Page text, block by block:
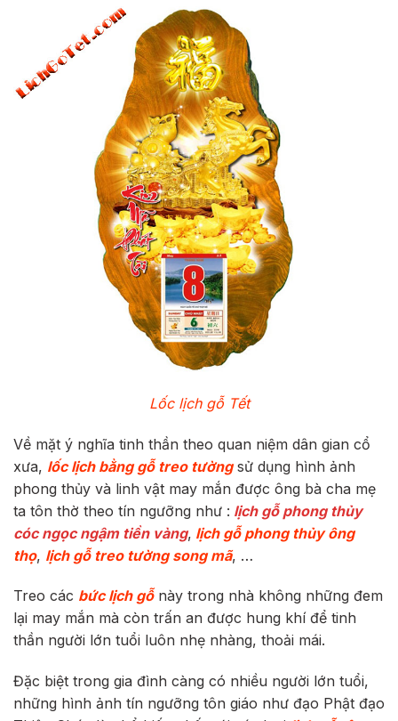
Lốc lịch gỗ Tết
Về mặt ý nghĩa tinh thần theo quan niệm dân gian cổ
xưa, lốc lịch bằng gỗ treo tườngsử dụng hình ảnh
phong thủy và linh vật may mắn được ông bà cha mẹ
ta tôn thờ theo tín ngưỡng như : lịch gỗ phong thủy
cóc ngọc ngậm tiền vàng, lịch gỗ phong thủy ông
thọ, lịch gỗ treo tường song mã, …
Treo các bức lịch gỗnày trong nhà không những đem
lại may mắn mà còn trấn an được hung khí để tinh
thần người lớn tuổi luôn nhẹ nhàng, thoải mái.
Đặc biệt trong gia đình càng có nhiều người lớn tuổi,
những hình ảnh tín ngưỡng tôn giáo như đạo Phật đạo